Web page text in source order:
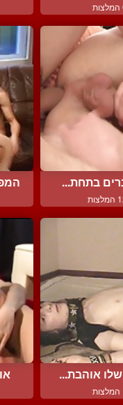
בתחת...
אוהבת...